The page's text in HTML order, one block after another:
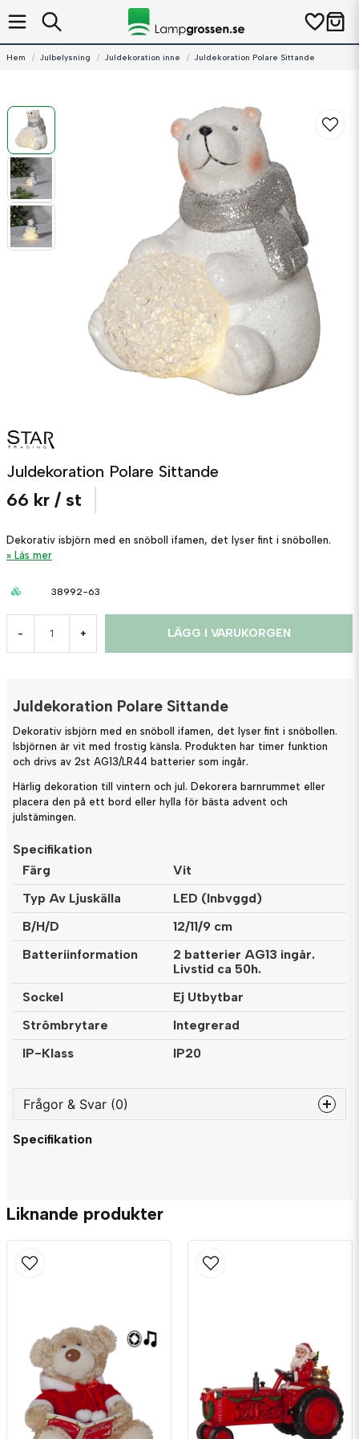
Hem Julbelysning Juldekoration inne Juldekoration Polare Sittande
Juldekoration Polare Sittande
66 kr / st
Dekorativ isbjörn med en snöboll ifamen, det lyser fint i snöbollen.
Läs mer
38992-63
- + LÄGG I VARUKORGEN
Juldekoration Polare Sittande
Dekorativ isbjörn med en snöboll ifamen, det lyser fint i snöbollen.
Isbjörnen är vit med frostig känsla. Produkten har timer funktion
och drivs av 2st AG13/LR44 batterier som ingår.
Härlig dekoration till vintern och jul. Dekorera barnrummet eller
placera den på ett bord eller hylla för bästa advent och
julstämingen.
Specifikation
Färg
Vit
Typ Av Ljuskälla
LED (Inbvggd)
B/H/D
12/11/9 cm
Batteriinformation
2 batterier AG13 ingår.
Livstid ca 50h.
Sockel
Ej Utbytbar
Strömbrytare
Integrerad
IP-Klass
IP20
Frågor & Svar (0)
question
Namn
Ja, ni får publicera min fråga
Specifikation
Liknande produkter